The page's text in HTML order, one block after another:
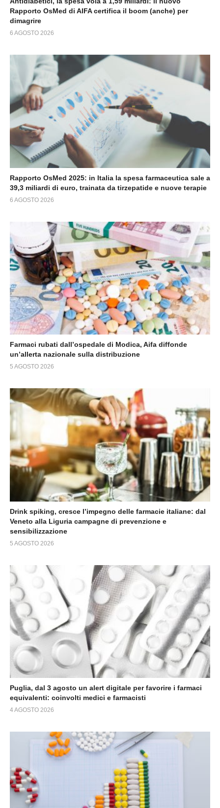
Rapporto OsMed di AIFA certifica il boom (anche) per
dimagrire
6 AGOSTO 2026
Rapporto OsMed 2025: in Italia la spesa farmaceutica sale a
39,3 miliardi di euro, trainata da tirzepatide e nuove terapie
6 AGOSTO 2026
Farmaci rubati dall’ospedale di Modica, Aifa diffonde
un’allerta nazionale sulla distribuzione
5 AGOSTO 2026
Drink spiking, cresce l’impegno delle farmacie italiane: dal
Veneto alla Liguria campagne di prevenzione e
sensibilizzazione
5 AGOSTO 2026
Puglia, dal 3 agosto un alert digitale per favorire i farmaci
equivalenti: coinvolti medici e farmacisti
4 AGOSTO 2026